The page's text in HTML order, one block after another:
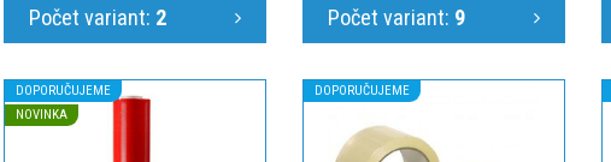
Počet variant: 2 Počet variant: 9
DOPORUČUJEME
NOVINKA
DOPORUČUJEME